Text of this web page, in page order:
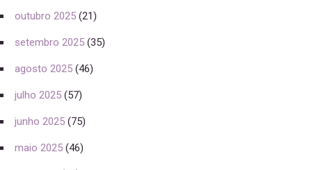
outubro 2025 (21)
setembro 2025 (35)
agosto 2025 (46)
julho 2025 (57)
junho 2025 (75)
maio 2025 (46)